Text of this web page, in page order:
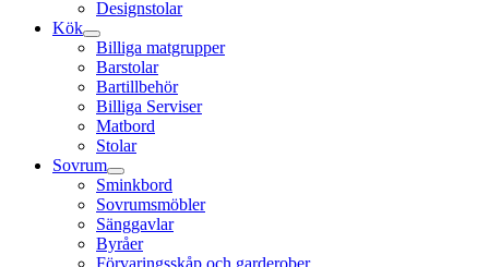
Designstolar
Kök
Billiga matgrupper
Barstolar
Bartillbehör
Billiga Serviser
Matbord
Stolar
Sovrum
Sminkbord
Sovrumsmöbler
Sänggavlar
Byråer
Förvaringsskåp och garderober